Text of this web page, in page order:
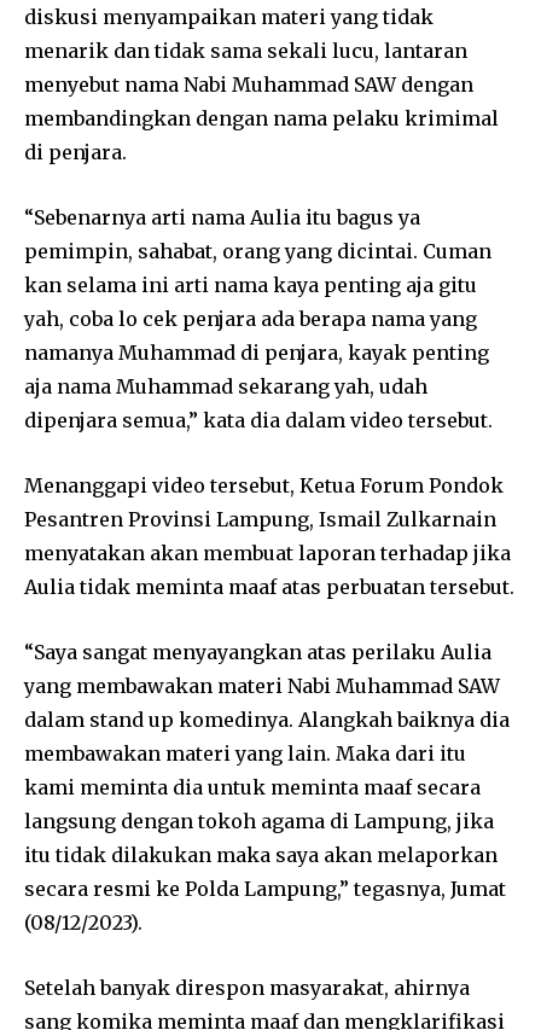
diskusi menyampaikan materi yang tidak
menarik dan tidak sama sekali lucu, lantaran
menyebut nama Nabi Muhammad SAW dengan
membandingkan dengan nama pelaku krimimal
di penjara.
“Sebenarnya arti nama Aulia itu bagus ya
pemimpin, sahabat, orang yang dicintai. Cuman
kan selama ini arti nama kaya penting aja gitu
yah, coba lo cek penjara ada berapa nama yang
namanya Muhammad di penjara, kayak penting
aja nama Muhammad sekarang yah, udah
dipenjara semua,” kata dia dalam video tersebut.
Menanggapi video tersebut, Ketua Forum Pondok
Pesantren Provinsi Lampung, Ismail Zulkarnain
menyatakan akan membuat laporan terhadap jika
Aulia tidak meminta maaf atas perbuatan tersebut.
“Saya sangat menyayangkan atas perilaku Aulia
yang membawakan materi Nabi Muhammad SAW
dalam stand up komedinya. Alangkah baiknya dia
membawakan materi yang lain. Maka dari itu
kami meminta dia untuk meminta maaf secara
langsung dengan tokoh agama di Lampung, jika
itu tidak dilakukan maka saya akan melaporkan
secara resmi ke Polda Lampung,” tegasnya, Jumat
(08/12/2023).
Setelah banyak direspon masyarakat, ahirnya
sang komika meminta maaf dan mengklarifikasi